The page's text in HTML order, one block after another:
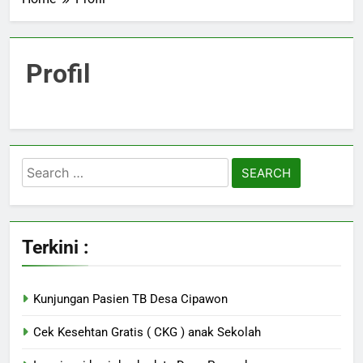
Profil
Search
for:
Terkini :
Kunjungan Pasien TB Desa Cipawon
Cek Kesehtan Gratis ( CKG ) anak Sekolah